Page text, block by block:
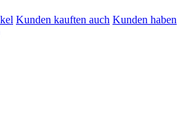
Kunden kauften auch Kunden haben